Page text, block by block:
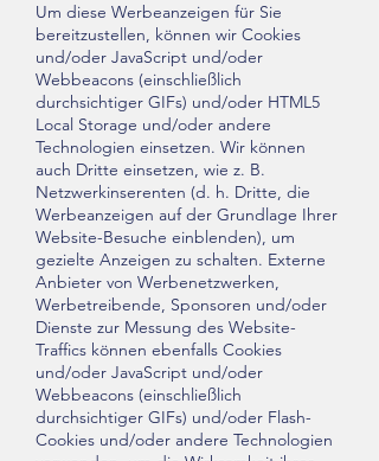
Um diese Werbeanzeigen für Sie
bereitzustellen, können wir Cookies
und/oder JavaScript und/oder
Webbeacons (einschließlich
durchsichtiger GIFs) und/oder HTML5
Local Storage und/oder andere
Technologien einsetzen. Wir können
auch Dritte einsetzen, wie z. B.
Netzwerkinserenten (d. h. Dritte, die
Werbeanzeigen auf der Grundlage Ihrer
Website-Besuche einblenden), um
gezielte Anzeigen zu schalten. Externe
Anbieter von Werbenetzwerken,
Werbetreibende, Sponsoren und/oder
Dienste zur Messung des Website-
Traffics können ebenfalls Cookies
und/oder JavaScript und/oder
Webbeacons (einschließlich
durchsichtiger GIFs) und/oder Flash-
Cookies und/oder andere Technologien